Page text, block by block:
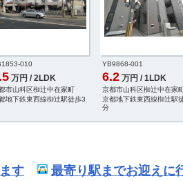
010
万円 / 2LDK
市山科区椥辻中在家町
地下鉄東西線椥辻駅徒歩3
YB9868-001
6.2 万円 / 1LDK
京都市山科区椥辻中在家
京都地下鉄東西線椥辻駅
分
す 最寄り駅までお迎えに